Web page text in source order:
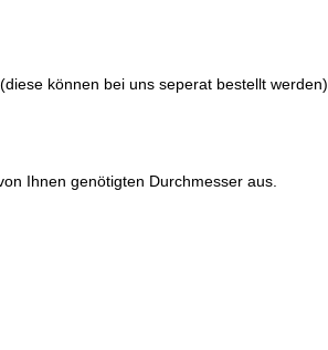
können bei uns seperat bestellt werden)
Ihnen genötigten Durchmesser aus.